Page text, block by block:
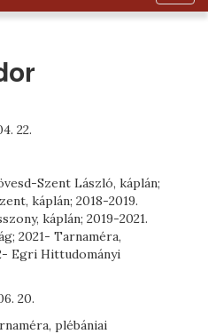
22.
Szent László, káplán;
káplán; 2018-2019.
káplán; 2019-2021.
2021- Tarnaméra,
Egri Hittudományi
20.
plébániai